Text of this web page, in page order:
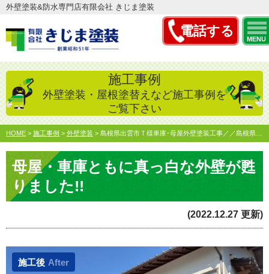
電話する
MENU
外壁塗装&防水専門店有限会社 きじま塗装
施工事例
外壁塗装・屋根塗替えなど施工事例を
ご覧下さい
HOME > 施工事例 > 外壁塗装 > 島根県出雲市Ｔ様車庫･母屋外壁塗装工事／／島根県松江市・出…
母屋・車庫ともに真っ白な外壁が甦
りました!!
(2022.12.27 更新)
施工後 After